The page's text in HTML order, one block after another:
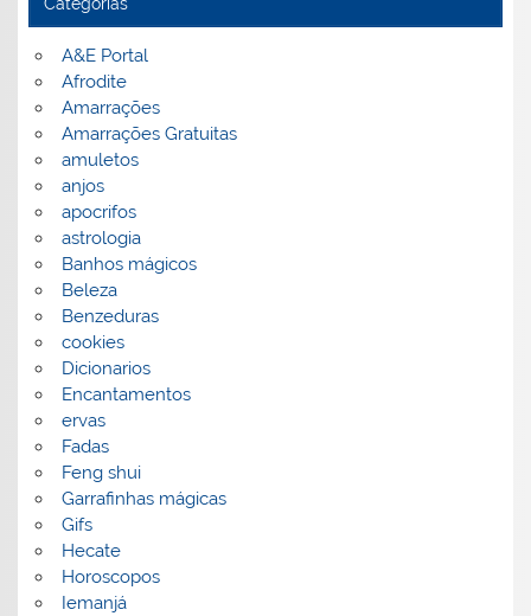
A&E Portal
Afrodite
Amarrações
Amarrações Gratuitas
amuletos
anjos
apocrifos
astrologia
Banhos mágicos
Beleza
Benzeduras
cookies
Dicionarios
Encantamentos
ervas
Fadas
Feng shui
Garrafinhas mágicas
Gifs
Hecate
Horoscopos
Iemanjá